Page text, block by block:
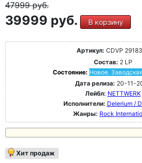
47999руб.
39999 руб. В корзину
Артикул: CDVP
Состав: 2 LP
Состояние: Новое.
Дата релиза: 20-11-
Лейбл: NETTWERK
Исполнители: Delerium /
Жанры: Rock
Хит продаж